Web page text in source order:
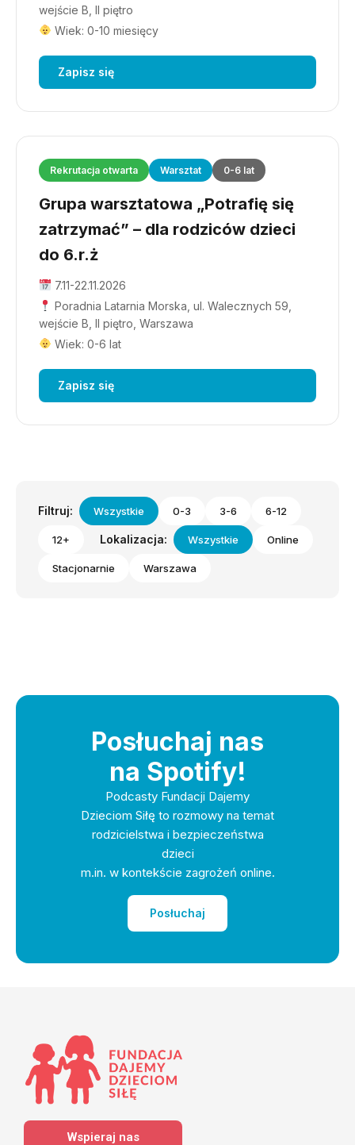
wejście B, II piętro
Wiek: 0-10 miesięcy
Zapisz się
Rekrutacja otwarta Warsztat 0-6 lat
Grupa warsztatowa „Potrafię się
zatrzymać” – dla rodziców dzieci
do 6.r.ż
7.11-22.11.2026
Poradnia Latarnia Morska, ul. Walecznych 59,
wejście B, II piętro, Warszawa
Wiek: 0-6 lat
Zapisz się
Filtruj: Wszystkie 0-3 3-6 6-12
12+ Lokalizacja: Wszystkie Online
Stacjonarnie Warszawa
Posłuchaj nas
na Spotify!
Podcasty Fundacji Dajemy
Dzieciom Siłę to rozmowy na temat
rodzicielstwa i bezpieczeństwa
dzieci
m.in. w kontekście zagrożeń online.
Posłuchaj
Wspieraj nas